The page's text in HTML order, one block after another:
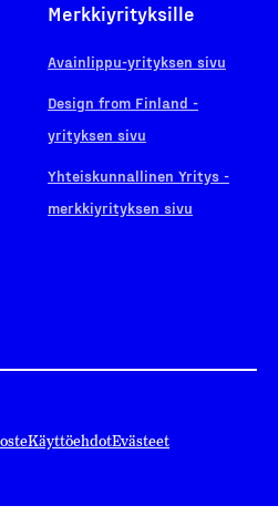
Merkkiyrityksille
Avainlippu-yrityksen sivu
Design from Finland -
yrityksen sivu
Yhteiskunnallinen Yritys -
merkkiyrityksen sivu
KäyttöehdotEvästeet